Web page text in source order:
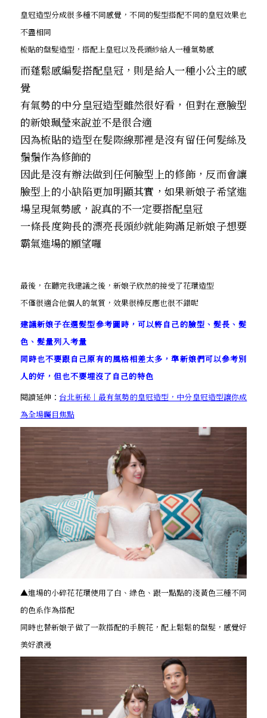
皇冠造型分成很多種不同感覺，不同的髮型搭配不同的皇冠效果也
不盡相同
梳貼的盤髮造型，搭配上皇冠以及長頭紗給人一種氣勢感
而蓬鬆感編髮搭配皇冠，則是給人一種小公主的感
覺
有氣勢的中分皇冠造型雖然很好看，但對在意臉型
的新娘珮瑩來說並不是很合適
因為梳貼的造型在髮際線那裡是沒有留任何髮絲及
鬚鬚作為修飾的
因此是沒有辦法做到任何臉型上的修飾，反而會讓
臉型上的小缺陷更加明顯其實，如果新娘子希望進
場呈現氣勢感，說真的不一定要搭配皇冠
一條長度夠長的漂亮長頭紗就能夠滿足新娘子想要
霸氣進場的願望囉
最後，在聽完我建議之後，新娘子欣然的接受了花環造型
不僅很適合他個人的氣質，效果很棒反應也很不錯呢
建議新娘子在選髮型參考圖時，可以將自己的臉型、髮長、髮
色、髮量列入考量
同時也不要跟自己原有的風格相差太多，準新娘們可以參考別
人的好，但也不要埋沒了自己的特色
閱讀延伸： 台北新秘｜最有氣勢的皇冠造型，中分皇冠造型讓你成
為全場矚目焦點
▲進場的小碎花花環使用了白、綠色、跟一點點的淺黃色三種不同
的色系作為搭配
同時也替新娘子做了一款搭配的手腕花，配上鬆鬆的盤髮，感覺好
美好浪漫